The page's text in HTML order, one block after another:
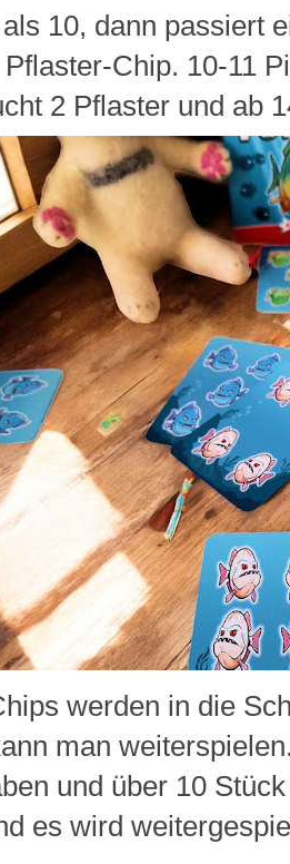
10, dann passiert
Chip. 10-11
2 Pflaster und ab
werden in die
man
und über 10
es wird